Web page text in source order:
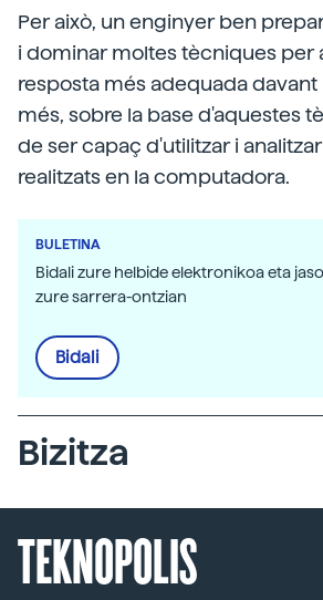
Per això, un enginyer ben
i dominar moltes tècniques per
resposta més adequada davant
més, sobre la base d'aquestes
de ser capaç d'utilitzar i
realitzats en la computadora.
BULETINA
Bidali zure helbide elektronikoa eta
zure sarrera-ontzian
Bidali
Bizitza
TEKNOPOLIS